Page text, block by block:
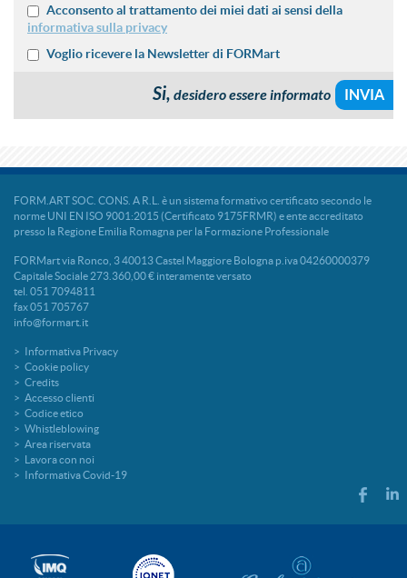
Acconsento al trattamento dei miei dati ai sensi della
informativa sulla privacy
Voglio ricevere la Newsletter di FORMart
Si, desidero essere informato
FORM.ART SOC. CONS. A R.L. è un sistema formativo certificato secondo le
norme UNI EN ISO 9001:2015 (Certificato 9175FRMR) e ente accreditato
presso la Regione Emilia Romagna per la Formazione Professionale
FORMart via Ronco, 3 40013 Castel Maggiore Bologna p.iva 04260000379
Capitale Sociale 273.360,00 € interamente versato
tel. 051 7094811
fax 051 705767
info@formart.it
Informativa Privacy
Cookie policy
Credits
Accesso clienti
Codice etico
Whistleblowing
Area riservata
Lavora con noi
Informativa Covid-19